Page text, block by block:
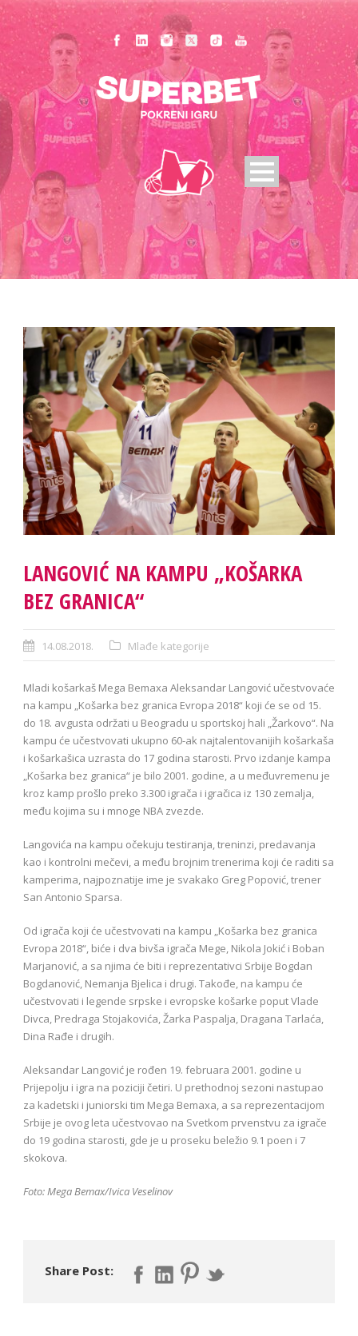
LANGOVIĆ NA KAMPU „KOŠARKA
BEZ GRANICA“
14.08.2018. Mlađe kategorije
Mladi košarkaš Mega Bemaxa Aleksandar Langović učestvovaće
na kampu „Košarka bez granica Evropa 2018“ koji će se od 15.
do 18. avgusta održati u Beogradu u sportskoj hali „Žarkovo“. Na
kampu će učestvovati ukupno 60-ak najtalentovanijih košarkaša
i košarkašica uzrasta do 17 godina starosti. Prvo izdanje kampa
„Košarka bez granica“ je bilo 2001. godine, a u međuvremenu je
kroz kamp prošlo preko 3.300 igrača i igračica iz 130 zemalja,
među kojima su i mnoge NBA zvezde.
Langovića na kampu očekuju testiranja, treninzi, predavanja
kao i kontrolni mečevi, a među brojnim trenerima koji će raditi sa
kamperima, najpoznatije ime je svakako Greg Popović, trener
San Antonio Sparsa.
Od igrača koji će učestvovati na kampu „Košarka bez granica
Evropa 2018“, biće i dva bivša igrača Mege, Nikola Jokić i Boban
Marjanović, a sa njima će biti i reprezentativci Srbije Bogdan
Bogdanović, Nemanja Bjelica i drugi. Takođe, na kampu će
učestvovati i legende srpske i evropske košarke poput Vlade
Divca, Predraga Stojakovića, Žarka Paspalja, Dragana Tarlaća,
Dina Rađe i drugih.
Aleksandar Langović je rođen 19. februara 2001. godine u
Prijepolju i igra na poziciji četiri. U prethodnoj sezoni nastupao
za kadetski i juniorski tim Mega Bemaxa, a sa reprezentacijom
Srbije je ovog leta učestvovao na Svetkom prvenstvu za igrače
do 19 godina starosti, gde je u proseku beležio 9.1 poen i 7
skokova.
Foto: Mega Bemax/Ivica Veselinov
Share Post: